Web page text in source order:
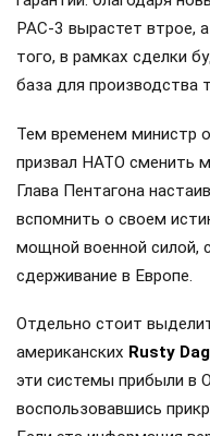
PAC-3 вырастет втрое,
того, в рамках сделки
база для производства
Тем временем министр
призвал НАТО сменить
Глава Пентагона
вспомнить о своем
мощной военной силой,
сдерживание в Европе.
Отдельно стоит
американских Rusty
эти системы прибыли в
воспользовавшись